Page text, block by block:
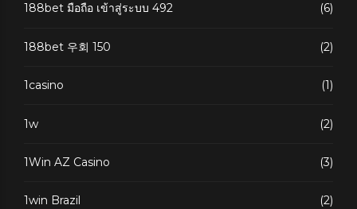
188bet มือถือ เข้าสู่ระบบ 492 (6)
188bet 우회 150 (2)
1casino (1)
1w (2)
1Win AZ Casino (3)
1win Brazil (2)